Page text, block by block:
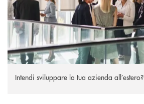
Intendi sviluppare la tua azienda all’estero?